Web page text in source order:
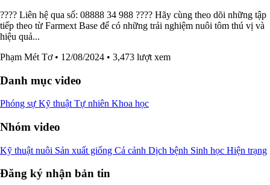
???? Liên hệ qua số: 08888 34 988 ???? Hãy cùng theo dõi những tập
tiếp theo từ Farmext Base để có những trải nghiệm nuôi tôm thú vị và
hiệu quả...
Phạm Mét Tơ • 12/08/2024 • 3,473 lượt xem
Danh mục video
Phóng sự Kỹ thuật Tự nhiên Khoa học
Nhóm video
Kỹ thuật nuôi Sản xuất giống Cá cảnh Dịch bệnh Sinh học Hiện trạng
Đăng ký nhận bản tin